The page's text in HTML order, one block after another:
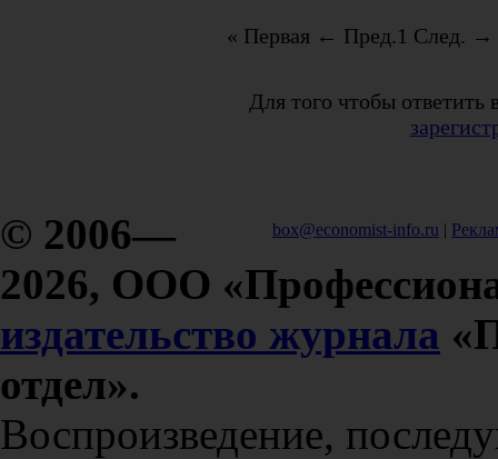
« Первая ← Пред.1 След. →
Для того чтобы
box@economist-info.ru |
© 2006—
2026, ООО
издательство журнала
отдел».
Воспроизведение,